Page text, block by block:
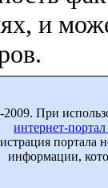
и
При
интернет-
портала
информации,